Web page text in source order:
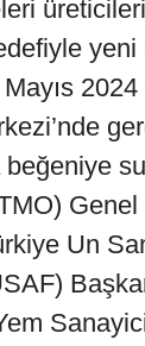
beğeniye
Genel
Un